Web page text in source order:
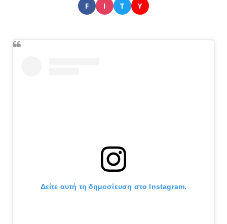
F I T Y
Δείτε αυτή τη δημοσίευση στο Instagram.